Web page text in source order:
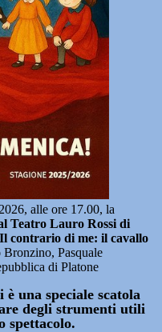
alle ore 17.00, la
Teatro Lauro Rossi di
contrario di me: il cavallo
Pasquale
di Platone
è una speciale scatola
degli strumenti utili
spettacolo.